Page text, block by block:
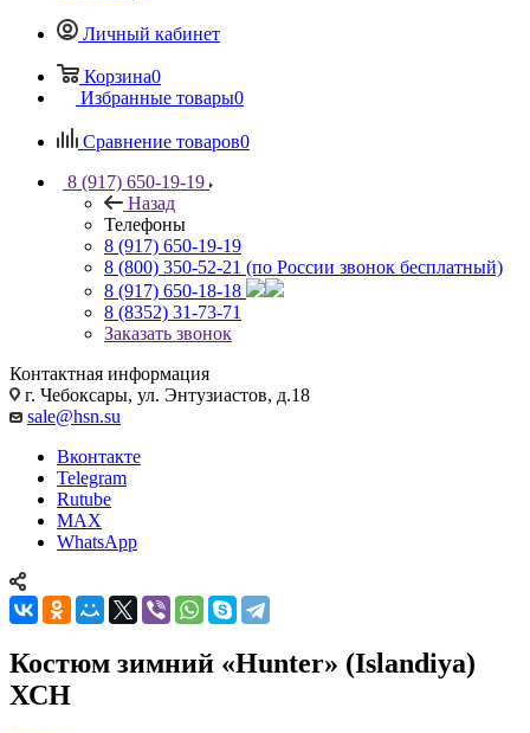
Личный кабинет
Корзина0
Избранные товары0
Сравнение товаров0
8 (917) 650-19-19
Назад
Телефоны
8 (917) 650-19-19
8 (800) 350-52-21 (по России звонок бесплатный)
8 (917) 650-18-18
8 (8352) 31-73-71
Заказать звонок
Контактная информация
г. Чебоксары, ул. Энтузиастов, д.18
sale@hsn.su
Вконтакте
Telegram
Rutube
MAX
WhatsApp
Костюм зимний «Hunter» (Islandiya)
ХСН